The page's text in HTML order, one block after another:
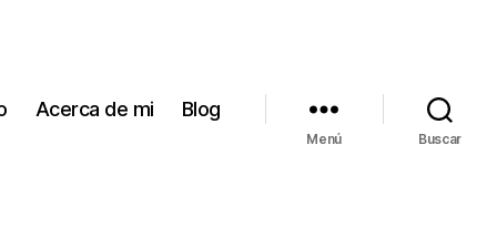
Acerca de mi Blog
Menú Buscar